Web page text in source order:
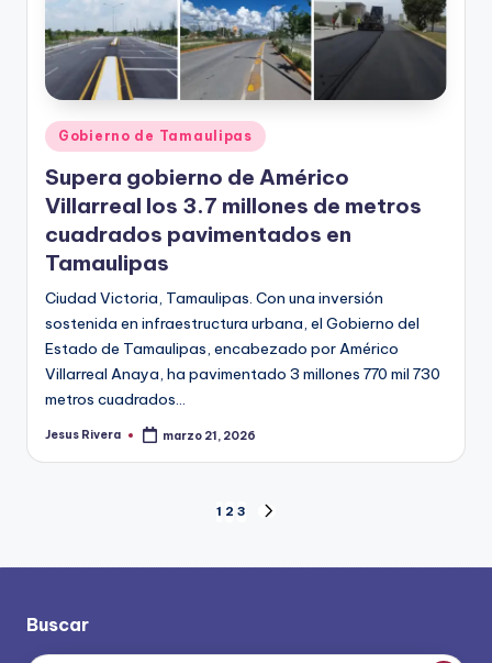
Publicado
en
Gobierno de Tamaulipas
Supera gobierno de Américo
Villarreal los 3.7 millones de metros
cuadrados pavimentados en
Tamaulipas
Ciudad Victoria, Tamaulipas. Con una inversión
sostenida en infraestructura urbana, el Gobierno del
Estado de Tamaulipas, encabezado por Américo
Villarreal Anaya, ha pavimentado 3 millones 770 mil 730
metros cuadrados…
Publicado
Jesus Rivera marzo 21, 2026
de
1 2 3
Buscar